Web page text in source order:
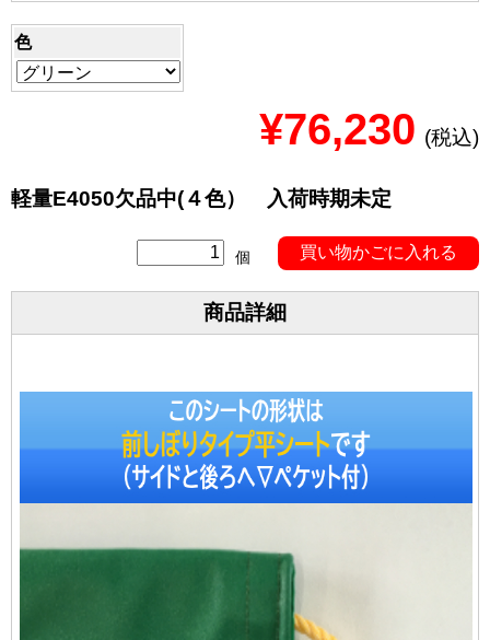
色
¥76,230 (税込)
軽量E4050欠品中(４色） 入荷時期未定
個
商品詳細